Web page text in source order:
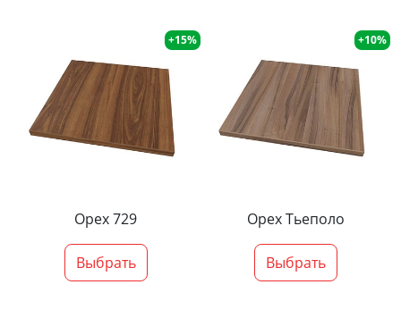
+15%
Орех 729
Выбрать
+10%
Орех Тьеполо
Выбрать